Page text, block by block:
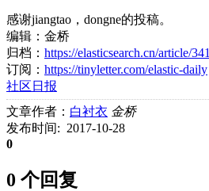
感谢jiangtao，dongne的投稿。
编辑：金桥
归档： https://elasticsearch.cn/article/341
订阅： https://tinyletter.com/elastic-daily
社区日报
文章作者： 白衬衣 金桥
发布时间: 2017-10-28
0
0 个回复